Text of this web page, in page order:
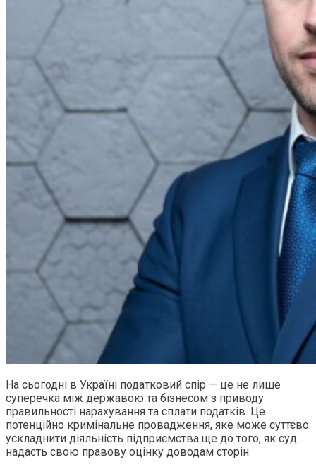
На сьогодні в Україні податковий спір — це не лише
суперечка між державою та бізнесом з приводу
правильності нарахування та сплати податків. Це
потенційно кримінальне провадження, яке може суттєво
ускладнити діяльність підприємства ще до того, як суд
надасть свою правову оцінку доводам сторін.